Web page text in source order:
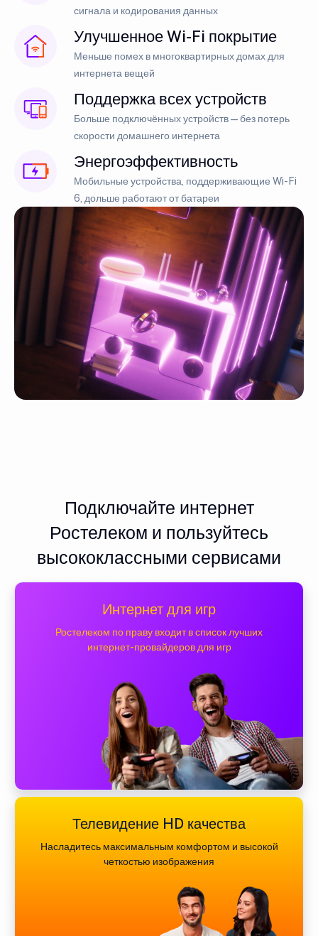
сигнала и кодирования данных
Улучшенное Wi-Fi покрытие
Меньше помех в многоквартирных домах для
интернета вещей
Поддержка всех устройств
Больше подключённых устройств — без потерь
скорости домашнего интернета
Энергоэффективность
Мобильные устройства, поддерживающие Wi-Fi
6, дольше работают от батареи
Подключайте интернет
Ростелеком и пользуйтесь
высококлассными сервисами
Интернет для игр
Ростелеком по праву входит в список лучших
интернет-провайдеров для игр
Телевидение HD качества
Насладитесь максимальным комфортом и высокой
четкостью изображения